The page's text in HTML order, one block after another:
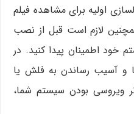
اولیه برای مشاهده فیلم
لازم است قبل از نصب
خود اطمینان پیدا کنید. در
و آسیب رساندن به فلش یا
بودن سیستم شما،